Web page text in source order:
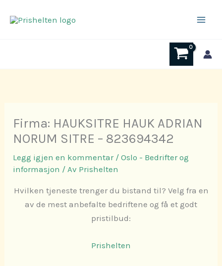
rett
Firma: HAUKSITRE HAUK ADRIAN
NORUM SITRE – 823694342
Legg igjen en kommentar /Oslo - Bedrifter og
informasjon / Av Prishelten
Hvilken tjeneste trenger du bistand til? Velg fra en
av de mest anbefalte bedriftene og få et godt
pristilbud:
Prishelten